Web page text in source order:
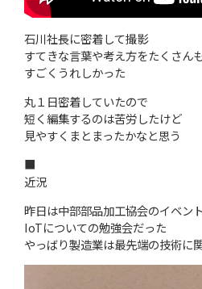
石川社長に密着して撮影
すてきな言葉や考え方をたくさん
すごくうれしかった
丸１日密着していたので
短く編集するのは苦労したけど
見やすくまとまったかなと思う
■
近況
昨日は中部部品加工協会のイベン
IoTについての勉強会だった
やっばり製造業は最先端の技術に